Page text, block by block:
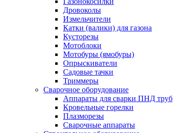
Дровоколы
Измельчители
Катки (валики) для газона
Кусторезы
Мотоблоки
Мотобуры (ямобуры)
Опрыскиватели
Садовые тачки
Триммеры
Сварочное оборудование
Аппараты для сварки ПНД труб
Кровельные горелки
Плазморезы
Сварочные аппараты